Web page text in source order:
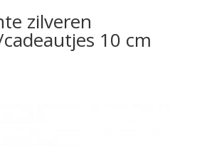
zilveren
10 cm